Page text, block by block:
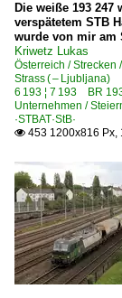
Die weiße 193 247
verspätetem STB
wurde von mir am
Kriwetz Lukas
Österreich / Strecken
Strass ( – Ljubljana)
6 193 ¦ 7 193 BR
Unternehmen /
·STBAT·StB·
 453 1200x816 Px,